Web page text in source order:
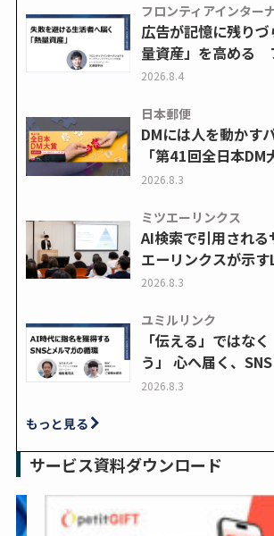
フロンティアインター
広告が記憶に残り
量資産」を高める
2026.8.4
日本郵便
DMには人を動かす
「第41回全日本
2026.8.3
ミツエーリンクス
AI検索で引用され
エーリンクスが示
2026.8.3
ユミルリンク
「伝える」ではな
う」 心へ届く、
2026.8.3
もっと見る
サービス資料ダウンロード